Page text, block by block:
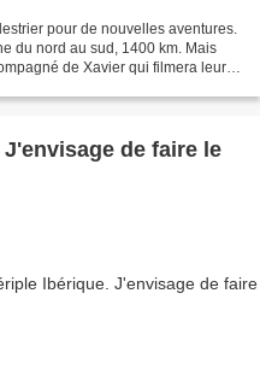
pour de nouvelles aventures.
du nord au sud, 1400 km. Mais
de Xavier qui filmera leurs
de faire le